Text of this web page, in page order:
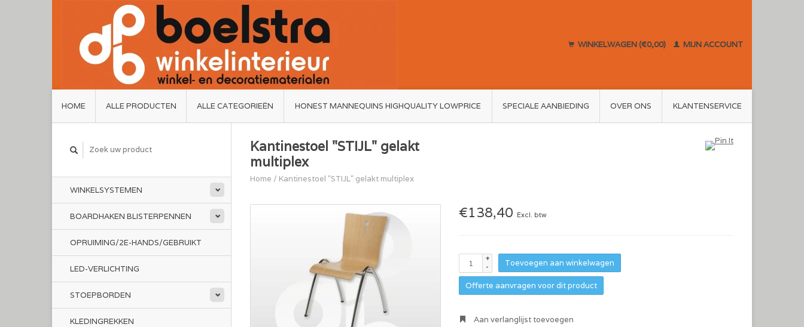
WINKELWAGEN (€0,00) MIJN ACCOUNT
HOME ALLE PRODUCTEN ALLE CATEGORIEËN HONEST MANNEQUINS HIGHQUALITY LOWPRICE SPECIALE AANBIEDING OVER ONS KLANTENSERVICE
WINKELSYSTEMEN
BOARDHAKEN BLISTERPENNEN
OPRUIMING/2E-HANDS/GEBRUIKT
LED-VERLICHTING
STOEPBORDEN
KLEDINGREKKEN
Kantinestoel "STIJL" gelakt
multiplex
Home / Kantinestoel "STIJL" gelakt multiplex
€138,40 Excl. btw
+
-
Toevoegen aan winkelwagen
Offerte aanvragen voor dit product
Aan verlanglijst toevoegen